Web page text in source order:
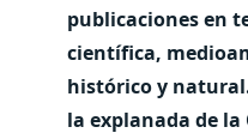
publicaciones en
científica,
histórico y
la explanada de la